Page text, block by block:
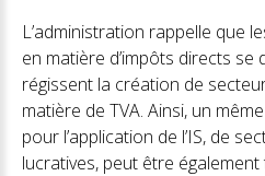
L’administration rappelle que
en matière d’impôts directs se
régissent la création de
matière de TVA. Ainsi, un
pour l’application de l’IS, de
lucratives, peut être